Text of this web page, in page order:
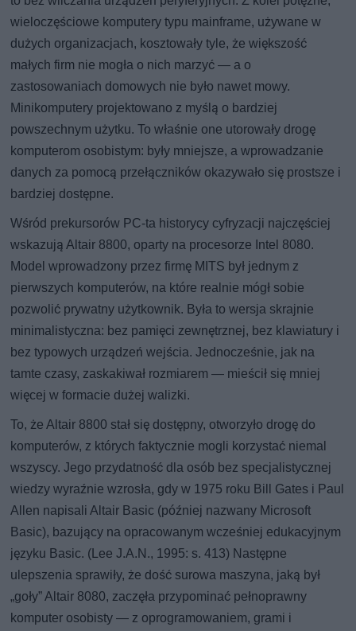
wieloczęściowe komputery typu mainframe, używane w
dużych organizacjach, kosztowały tyle, że większość
małych firm nie mogła o nich marzyć — a o
zastosowaniach domowych nie było nawet mowy.
Minikomputery projektowano z myślą o bardziej
powszechnym użytku. To właśnie one utorowały drogę
komputerom osobistym: były mniejsze, a wprowadzanie
danych za pomocą przełączników okazywało się prostsze i
bardziej dostępne.
Wśród prekursorów PC-ta historycy cyfryzacji najczęściej
wskazują Altair 8800, oparty na procesorze Intel 8080.
Model wprowadzony przez firmę MITS był jednym z
pierwszych komputerów, na które realnie mógł sobie
pozwolić prywatny użytkownik. Była to wersja skrajnie
minimalistyczna: bez pamięci zewnętrznej, bez klawiatury i
bez typowych urządzeń wejścia. Jednocześnie, jak na
tamte czasy, zaskakiwał rozmiarem — mieścił się mniej
więcej w formacie dużej walizki.
To, że Altair 8800 stał się dostępny, otworzyło drogę do
komputerów, z których faktycznie mogli korzystać niemal
wszyscy. Jego przydatność dla osób bez specjalistycznej
wiedzy wyraźnie wzrosła, gdy w 1975 roku Bill Gates i Paul
Allen napisali Altair Basic (później nazwany Microsoft
Basic), bazujący na opracowanym wcześniej edukacyjnym
języku Basic. (Lee J.A.N., 1995: s. 413) Następne
ulepszenia sprawiły, że dość surowa maszyna, jaką był
„goły” Altair 8080, zaczęła przypominać pełnoprawny
komputer osobisty — z oprogramowaniem, grami i